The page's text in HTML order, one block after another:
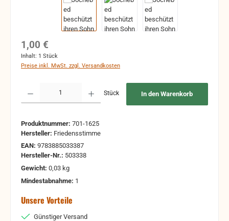
Regulärer Preis:
1,00 €
Inhalt: 1 Stück
Preise inkl. MwSt. zzgl. Versandkosten
Stück In den Warenkorb
Produktnummer: 701-1625
Hersteller: Friedensstimme
EAN: 9783885033387
Hersteller-Nr.: 503338
Gewicht: 0,03 kg
Mindestabnahme: 1
Unsere Vorteile
Günstiger Versand